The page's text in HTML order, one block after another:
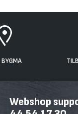
BYGMA
Webshop